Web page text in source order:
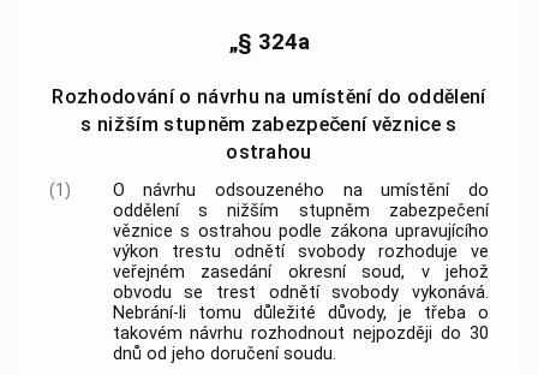
„§ 324a
Rozhodování o návrhu na umístění do oddělení
s nižším stupněm zabezpečení věznice s
ostrahou
(1)
O návrhu odsouzeného na umístění do
oddělení s nižším stupněm zabezpečení
věznice s ostrahou podle zákona upravujícího
výkon trestu odnětí svobody rozhoduje ve
veřejném zasedání okresní soud, v jehož
obvodu se trest odnětí svobody vykonává.
Nebrání-li tomu důležité důvody, je třeba o
takovém návrhu rozhodnout nejpozději do 30
dnů od jeho doručení soudu.